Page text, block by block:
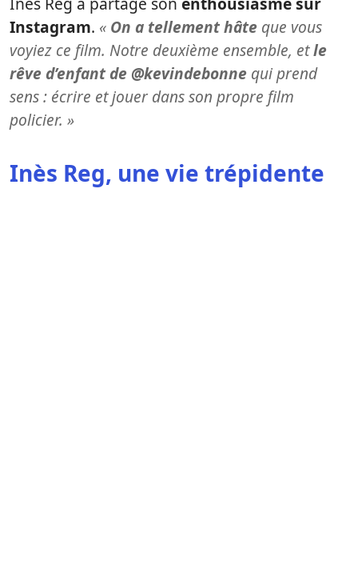
Instagram. « On a tellement hâte que vous
voyiez ce film. Notre deuxième ensemble, etle
rêve d’enfant de @kevindebonne qui prend
sens : écrire et jouer dans son propre film
policier. »
Inès Reg, une vie trépidente